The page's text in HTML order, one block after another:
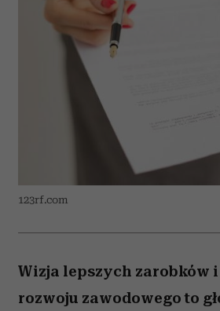
123rf.com
Wizja lepszych zarobków
rozwoju zawodowego to